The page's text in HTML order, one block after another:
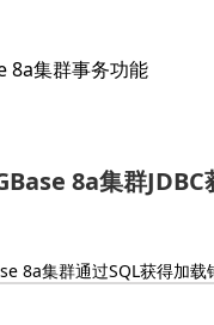
8a集群事务功能
8a集群
8a集群通过SQL获得加